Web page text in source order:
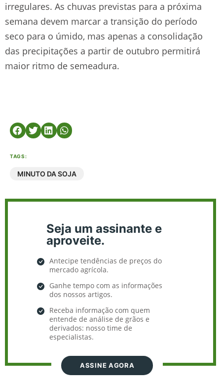
irregulares. As chuvas previstas para a próxima
semana devem marcar a transição do período
seco para o úmido, mas apenas a consolidação
das precipitações a partir de outubro permitirá
maior ritmo de semeadura.
TAGS:
MINUTO DA SOJA
Seja um assinante e
aproveite.
Antecipe tendências de preços do
mercado agrícola.
Ganhe tempo com as informações
dos nossos artigos.
Receba informação com quem
entende de análise de grãos e
derivados: nosso time de
especialistas.
ASSINE AGORA